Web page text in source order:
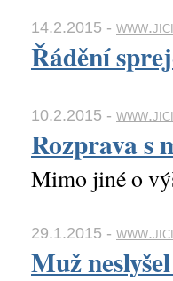
14.2.2015 -
Řádění
10.2.2015 -
Rozprava s
Mimo jiné o
29.1.2015 -
Muž